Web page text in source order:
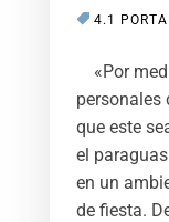
4.1
«Por
personales
que este
el
en un
de fiesta.